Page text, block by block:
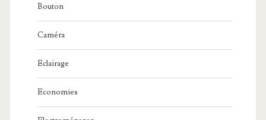
Bouton
Caméra
Eclairage
Economies